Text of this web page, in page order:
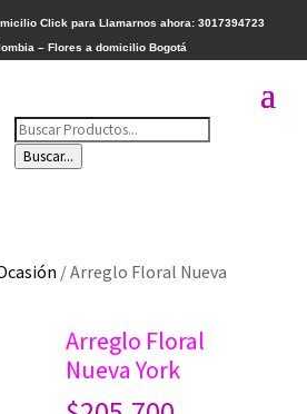
Click para Llamarnos ahora: 3017394723
– Flores a domicilio Bogotá
Búsqueda
de
productos
Buscar...
/ Arreglo Floral Nueva
Arreglo Floral
Nueva York